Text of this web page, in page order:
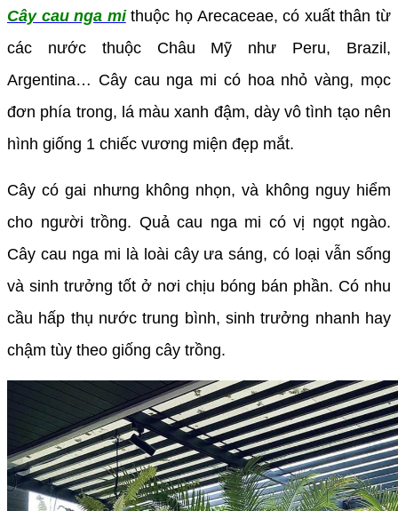
Cây cau nga mithuộc họ Arecaceae, có xuất thân từ
các nước thuộc Châu Mỹ như Peru, Brazil,
Argentina… Cây cau nga mi có hoa nhỏ vàng, mọc
đơn phía trong, lá màu xanh đậm, dày vô tình tạo nên
hình giống 1 chiếc vương miện đẹp mắt.
Cây có gai nhưng không nhọn, và không nguy hiểm
cho người trồng. Quả cau nga mi có vị ngọt ngào.
Cây cau nga mi là loài cây ưa sáng, có loại vẫn sống
và sinh trưởng tốt ở nơi chịu bóng bán phần. Có nhu
cầu hấp thụ nước trung bình, sinh trưởng nhanh hay
chậm tùy theo giống cây trồng.